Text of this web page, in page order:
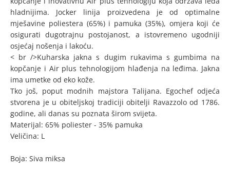
hladnijima. Jocker linija proizvedena je od optimalne
mješavine poliestera (65%) i pamuka (35%), omjera koji će
osigurati dugotrajnu postojanost, a istovremeno ugodniji
osjećaj nošenja i lakoću.
< br />Kuharska jakna s dugim rukavima s gumbima na
kopčanje i Air plus tehnologijom hlađenja na leđima. Jakna
ima umetke od eko kože.
Tko još, poput modnih majstora Talijana. Egochef odjeća
stvorena je u obiteljskoj tradiciji obitelji Ravazzolo od 1786.
godine, ali danas su poznata širom svijeta.
Materijal: 65% poliester - 35% pamuka
Veličina: L
Boja: Siva miksa